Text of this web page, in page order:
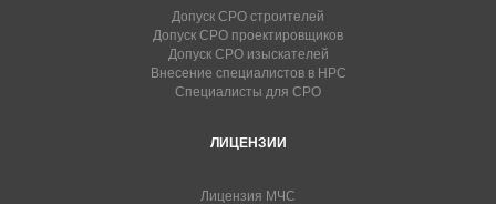
Допуск СРО строителей
Допуск СРО проектировщиков
Допуск СРО изыскателей
Внесение специалистов в НРС
Специалисты для СРО
ЛИЦЕНЗИИ
Лицензия МЧС